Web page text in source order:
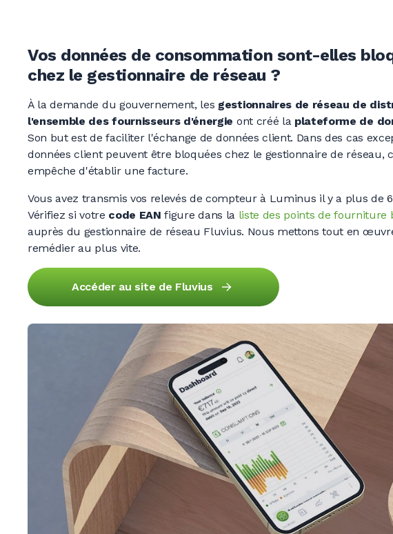
Vos données de consommation sont-elles
chez le gestionnaire de réseau ?
À la demande du gouvernement, les gestionnaires de réseau de
l'ensemble des fournisseurs d'énergie ont créé la plateforme de
Son but est de faciliter l'échange de données client. Dans des cas
données client peuvent être bloquées chez le gestionnaire de réseau,
empêche d'établir une facture.
Vous avez transmis vos relevés de compteur à Luminus il y a plus de
Vérifiez si votre code EAN figure dans la liste des points de fourniture
auprès du gestionnaire de réseau Fluvius. Nous mettons tout en
remédier au plus vite.
Accéder au site de Fluvius